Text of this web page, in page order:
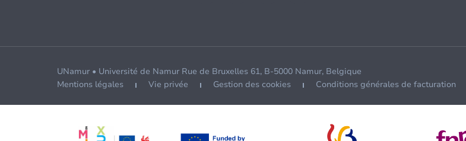
UNamur • Université de Namur Rue de Bruxelles 61, B-5000 Namur, Belgique
Mentions légales
Vie privée Gestion des cookies Conditions générales de facturation